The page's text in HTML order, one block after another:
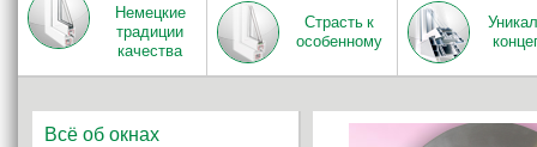
Немецкие
традиции
качества
Страсть к
особенному
Всё об окнах